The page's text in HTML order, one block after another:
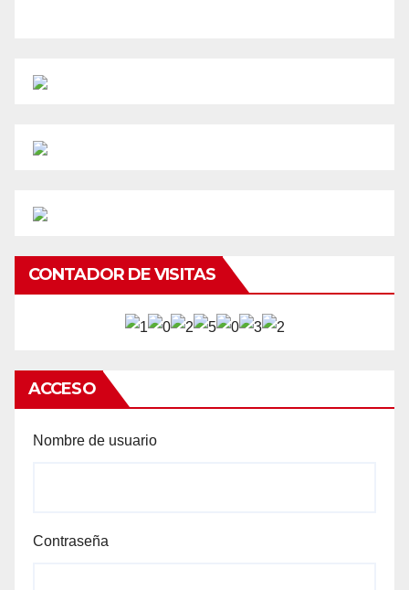
CONTADOR DE VISITAS
ACCESO
Nombre de usuario
Contraseña